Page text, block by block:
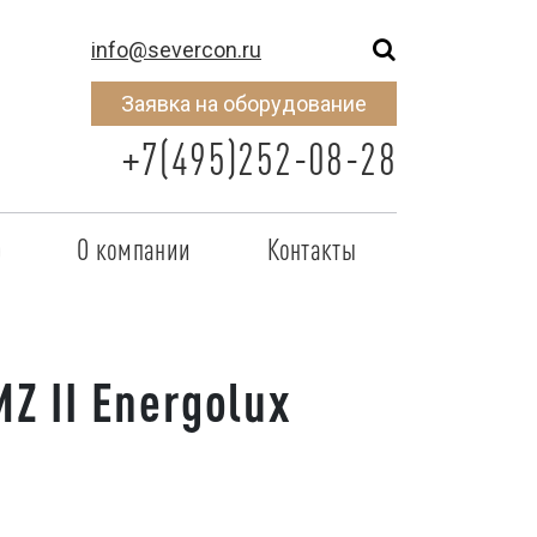
info@severcon.ru
Заявка на оборудование
+7(495)252-08-28
О компании
Новости
Контакты
II Energolux